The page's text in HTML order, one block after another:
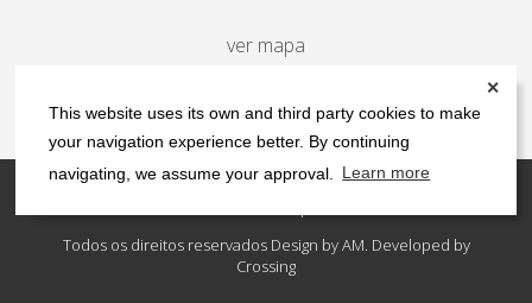
This website uses its own and third party cookies to make
your navigation experience better. By continuing
navigating, we assume your approval.
Learn more
✕
ver mapa
Todos os direitos reservados Design by AM. Developed by
Crossing